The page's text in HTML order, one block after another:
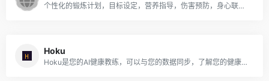
个性化的锻炼计划，目标设定，营养指导，伤害预防，身心联系以及持续的支持，可帮助您实现健身目标。
Hoku
Hoku是您的AI健康教练，可以与您的数据同步，了解您的健康偏好，并为您提供优化健康的所有指导和工具。